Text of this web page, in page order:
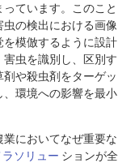
ています。このこと
の検出における画像
模倣するように設計
虫を識別し、区別す
や殺虫剤をターゲッ
、環境への影響を最小
においてなぜ重要な
ソリュー ションが全